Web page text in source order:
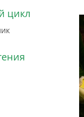
цикл